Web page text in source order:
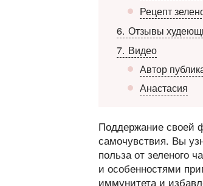
Рецепт
6 Отзывы
7 Видео
Автор
Анастасия
Поддержание своей
самочувствия. Вы
польза от зеленого
и особенностями
иммунитета и